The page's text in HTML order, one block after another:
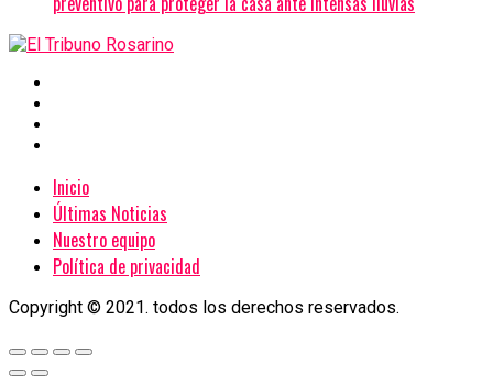
Inicio
Últimas Noticias
Nuestro equipo
Política de privacidad
Copyright © 2021. todos los derechos reservados.